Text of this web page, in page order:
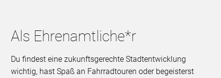
Als Ehrenamtliche*r
Du findest eine zukunftsgerechte Stadtentwicklung
wichtig, hast Spaß an Fahrradtouren oder begeisterst